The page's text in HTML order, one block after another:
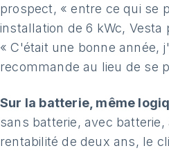
prospect, « entre ce qui se
installation de 6 kWc,
« C'était une bonne année,
recommande au lieu de se
Sur la batterie, même
sans batterie, avec
rentabilité de deux ans, le